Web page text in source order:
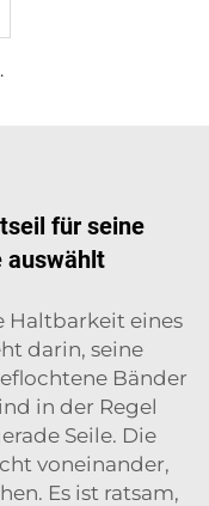
SEIL
für seine
auswählt
Haltbarkeit eines
darin, seine
Bänder
in der Regel
Seile. Die
voneinander,
Es ist ratsam,